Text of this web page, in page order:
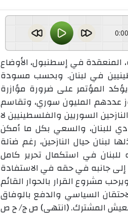
0:00
المنعقدة في إسطنبول، الأوضاع
في لبنان. وبحسب مسودة
يؤكد المؤتمر على ضرورة مؤازرة
عددهم المليون سوري، وتقاسم
السوريين والفلسطينيين لا
للبنان، والسعي بكل ما أمكن
لبنان حيال النازحين، رغم ضآلة
في استكمال تحرير كامل
إلى جانبه في حقه في الاستفادة
مشروع القرار بالحوار القائم
السياسي والدفع بالوفاق
المشترك. (انتهى) ص ج/ ح ص